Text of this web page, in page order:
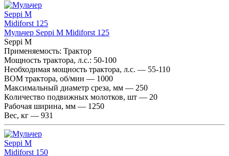
Мульчер Seppi M Midiforst 125
Seppi M
Применяемость: Трактор
Мощность трактора, л.с.: 50-100
Необходимая мощность трактора, л.с. — 55-110
ВОМ трактора, об/мин — 1000
Максимальный диаметр среза, мм — 250
Количество подвижных молотков, шт — 20
Рабочая ширина, мм — 1250
Вес, кг — 931